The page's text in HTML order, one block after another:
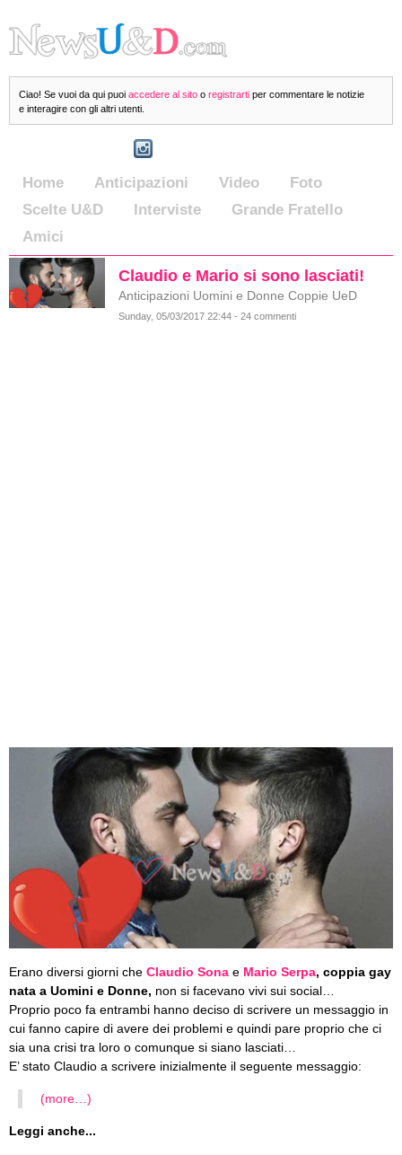
Ciao! Se vuoi da qui puoi accedere al sito o registrarti per commentare le notizie
e interagire con gli altri utenti.
Home Anticipazioni Video
Foto
Scelte U&D
Interviste
Grande Fratello
Amici
Claudio e Mario si sono lasciati!
Anticipazioni Uomini e Donne Coppie UeD
Sunday, 05/03/2017 22:44 - 24 commenti
Erano diversi giorni che Claudio Sona e Mario Serpa, coppia gay
nata a Uomini e Donne, non si facevano vivi sui social…
Proprio poco fa entrambi hanno deciso di scrivere un messaggio in
cui fanno capire di avere dei problemi e quindi pare proprio che ci
sia una crisi tra loro o comunque si siano lasciati…
E’ stato Claudio a scrivere inizialmente il seguente messaggio:
(more…)
Leggi anche...